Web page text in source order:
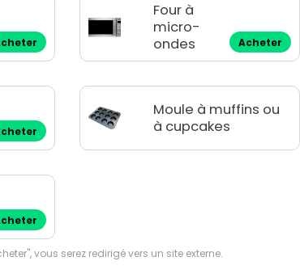
Four à
micro-
ondes
Acheter
Moule à muffins ou
à cupcakes
vous serez redirigé vers un site externe.